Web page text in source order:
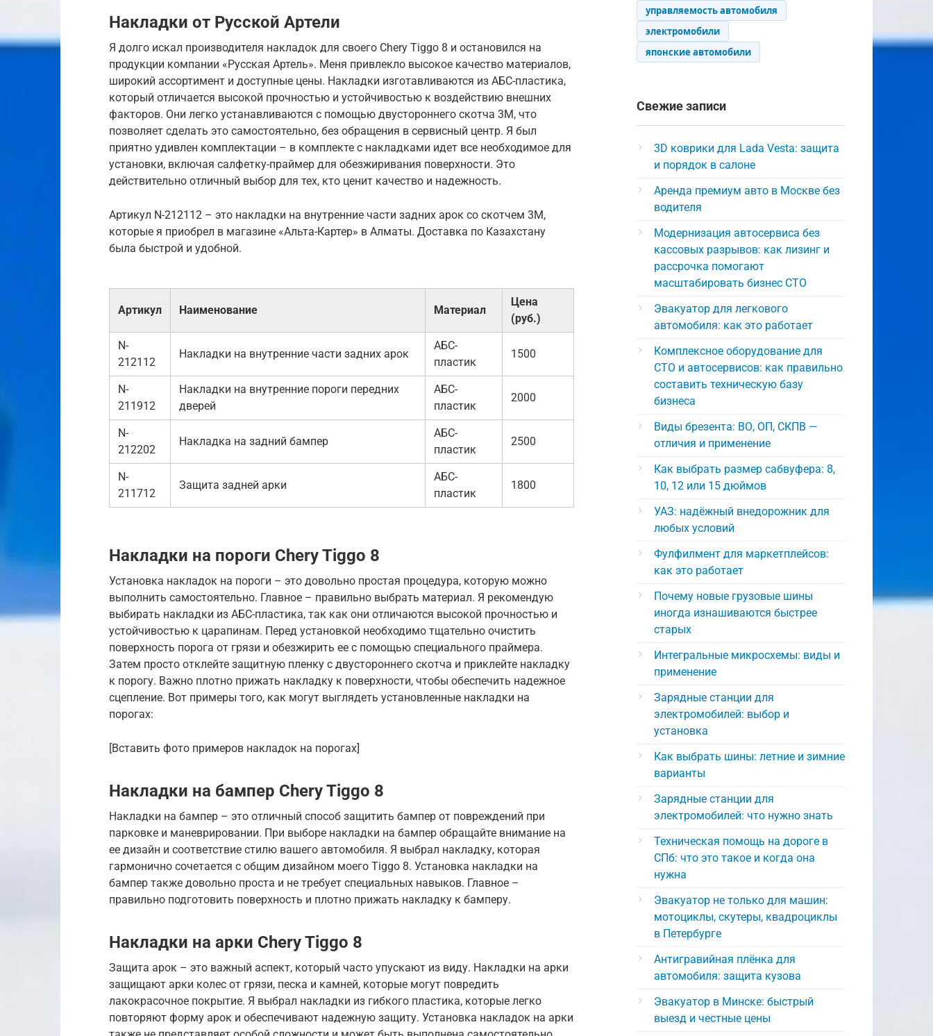
Накладки от Русской Артели
Я долго искал производителя накладок для своего Chery Tiggo 8 и остановился на
продукции компании «Русская Артель». Меня привлекло высокое качество материалов,
широкий ассортимент и доступные цены. Накладки изготавливаются из АБС-пластика,
который отличается высокой прочностью и устойчивостью к воздействию внешних
факторов. Они легко устанавливаются с помощью двустороннего скотча 3М, что
позволяет сделать это самостоятельно, без обращения в сервисный центр. Я был
приятно удивлен комплектации – в комплекте с накладками идет все необходимое для
установки, включая салфетку-праймер для обезжиривания поверхности. Это
действительно отличный выбор для тех, кто ценит качество и надежность.
Артикул N-212112 – это накладки на внутренние части задних арок со скотчем 3М,
которые я приобрел в магазине «Альта-Картер» в Алматы. Доставка по Казахстану
была быстрой и удобной.
Артикул Наименование Материал
Цена
(руб.)
N-
212112
Накладки на внутренние части задних арок
АБС-
пластик
1500
N-
211912
Накладки на внутренние пороги передних
дверей
АБС-
пластик
2000
N-
212202
Накладка на задний бампер
АБС-
пластик
2500
N-
211712
Защита задней арки
АБС-
пластик
1800
Накладки на пороги Chery Tiggo 8
Установка накладок на пороги – это довольно простая процедура, которую можно
выполнить самостоятельно. Главное – правильно выбрать материал. Я рекомендую
выбирать накладки из АБС-пластика, так как они отличаются высокой прочностью и
устойчивостью к царапинам. Перед установкой необходимо тщательно очистить
поверхность порога от грязи и обезжирить ее с помощью специального праймера.
Затем просто отклейте защитную пленку с двустороннего скотча и приклейте накладку
к порогу. Важно плотно прижать накладку к поверхности, чтобы обеспечить надежное
сцепление. Вот примеры того, как могут выглядеть установленные накладки на
порогах:
[Вставить фото примеров накладок на порогах]
Накладки на бампер Chery Tiggo 8
Накладки на бампер – это отличный способ защитить бампер от повреждений при
парковке и маневрировании. При выборе накладки на бампер обращайте внимание на
ее дизайн и соответствие стилю вашего автомобиля. Я выбрал накладку, которая
гармонично сочетается с общим дизайном моего Tiggo 8. Установка накладки на
бампер также довольно проста и не требует специальных навыков. Главное –
правильно подготовить поверхность и плотно прижать накладку к бамперу.
Накладки на арки Chery Tiggo 8
Защита арок – это важный аспект, который часто упускают из виду. Накладки на арки
защищают арки колес от грязи, песка и камней, которые могут повредить
лакокрасочное покрытие. Я выбрал накладки из гибкого пластика, которые легко
повторяют форму арок и обеспечивают надежную защиту. Установка накладок на арки
управляемость автомобиля
электромобили
японские автомобили
Свежие записи
3D коврики для Lada Vesta: защита
и порядок в салоне
Аренда премиум авто в Москве без
водителя
Модернизация автосервиса без
кассовых разрывов: как лизинг и
рассрочка помогают
масштабировать бизнес СТО
Эвакуатор для легкового
автомобиля: как это работает
Комплексное оборудование для
СТО и автосервисов: как правильно
составить техническую базу
бизнеса
Виды брезента: ВО, ОП, СКПВ —
отличия и применение
Как выбрать размер сабвуфера: 8,
10, 12 или 15 дюймов
УАЗ: надёжный внедорожник для
любых условий
Фулфилмент для маркетплейсов:
как это работает
Почему новые грузовые шины
иногда изнашиваются быстрее
старых
Интегральные микросхемы: виды и
применение
Зарядные станции для
электромобилей: выбор и
установка
Как выбрать шины: летние и зимние
варианты
Зарядные станции для
электромобилей: что нужно знать
Техническая помощь на дороге в
СПб: что это такое и когда она
нужна
Эвакуатор не только для машин:
мотоциклы, скутеры, квадроциклы
в Петербурге
Антигравийная плёнка для
автомобиля: защита кузова
Эвакуатор в Минске: быстрый
выезд и честные цены